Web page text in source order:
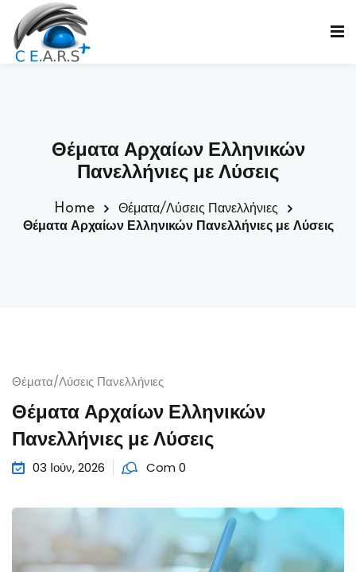
Θέματα Αρχαίων Ελληνικών
Πανελλήνιες με Λύσεις
Home
Θέματα/Λύσεις Πανελλήνιες
Θέματα Αρχαίων Ελληνικών Πανελλήνιες με Λύσεις
Θέματα/Λύσεις Πανελλήνιες
Θέματα Αρχαίων Ελληνικών
Πανελλήνιες με Λύσεις
03 Ιούν, 2026 Com 0